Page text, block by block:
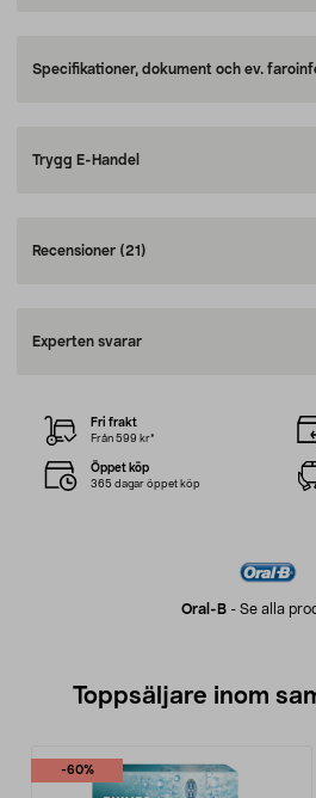
Specifikationer, dokument och ev.
Trygg E-Handel
Recensioner (21)
Experten svarar
Oral-B- Se alla
Fri frakt
Från 599 kr*
Öppet köp
365 dagar öppet köp
Toppsäljare inom
-60%